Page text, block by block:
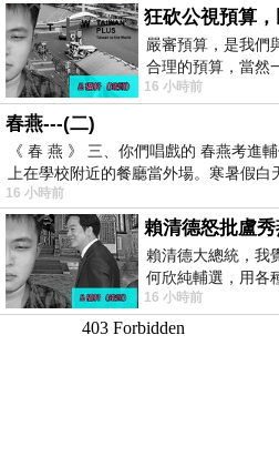
狂砍公視預算
嚴審預算，是我們
合理的預算，當然
要編列公視和
16 小時前
春燕---(二)
《 春 燕 》 三、你們唱戲的 春燕考進
上在學校附近的餐廳當外場。寒暑假白
16 小時前
賴清德怒批盧
賴清德大總統，我
何欣純輔選，用各
罵她施政滿意度輸
16 小時前